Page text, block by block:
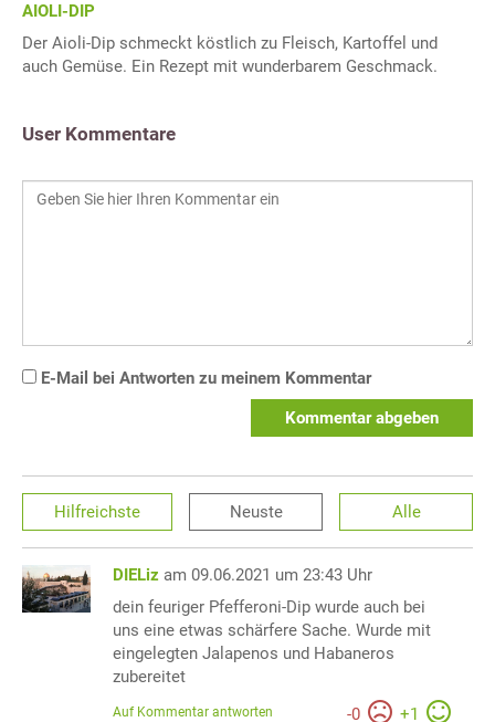
AIOLI-DIP
Der Aioli-Dip schmeckt köstlich zu Fleisch, Kartoffel und
auch Gemüse. Ein Rezept mit wunderbarem Geschmack.
User Kommentare
E-Mail bei Antworten zu meinem Kommentar
Kommentar abgeben
Hilfreichste Neuste Alle
DIELiz am 09.06.2021 um 23:43 Uhr
dein feuriger Pfefferoni-Dip wurde auch bei
uns eine etwas schärfere Sache. Wurde mit
eingelegten Jalapenos und Habaneros
zubereitet
-0 +1
Auf Kommentar antworten